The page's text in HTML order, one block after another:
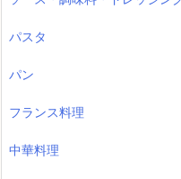
パスタ
パン
フランス料理
中華料理